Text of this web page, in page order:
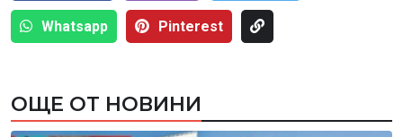
Whatsapp Pinterest
ОЩЕ ОТ НОВИНИ